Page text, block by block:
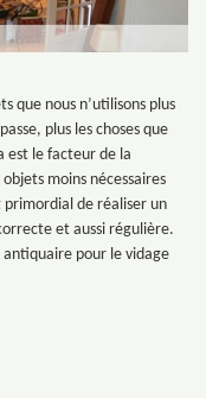
que nous n’utilisons plus
plus les choses que
est le facteur de la
moins nécessaires
de réaliser un
et aussi régulière.
antiquaire pour le vidage